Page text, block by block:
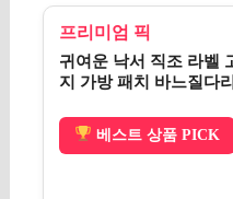
프리미엄 픽
귀여운 낙서 직조 라벨
지 가방 패치 바느질다
베스트 상품 PICK